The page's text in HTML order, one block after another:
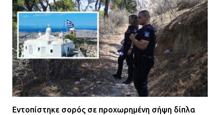
Εντοπίστηκε σορός σε προχωρημένη σήψη δίπλα